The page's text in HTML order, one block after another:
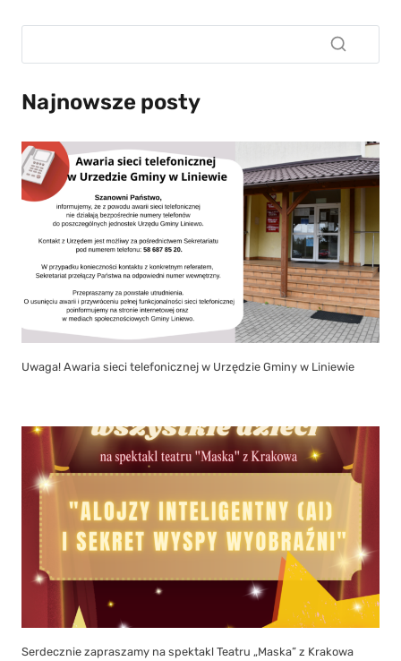
Najnowsze posty
Uwaga! Awaria sieci telefonicznej w Urzędzie Gminy w Liniewie
Serdecznie zapraszamy na spektakl Teatru „Maska” z Krakowa